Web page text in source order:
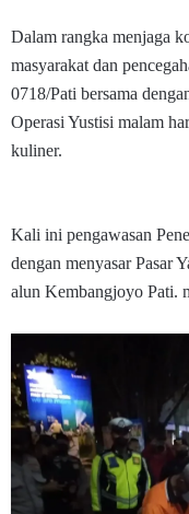
Dalam rangka menjaga
masyarakat dan
0718/Pati bersama
Operasi Yustisi malam
kuliner.
Kali ini pengawasan
dengan menyasar Pasar
alun Kembangjoyo Pati.